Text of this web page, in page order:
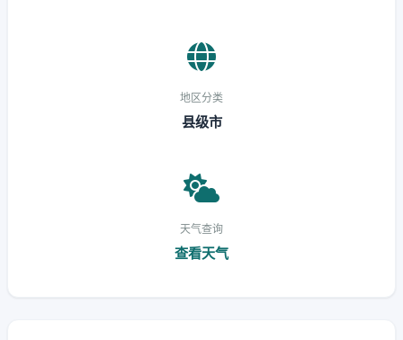
地区分类
县级市
天气查询
查看天气